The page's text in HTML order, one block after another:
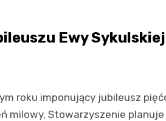
Ewy
roku imponujący jubileusz
milowy, Stowarzyszenie